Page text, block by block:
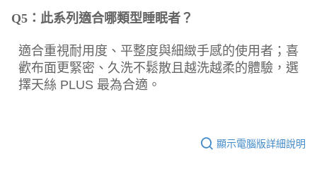
Q5：此系列適合哪類型睡眠者？
適合重視耐用度、平整度與細緻手感的使用者；喜
歡布面更緊密、久洗不鬆散且越洗越柔的體驗，選
擇天絲 PLUS 最為合適。
顯示電腦版詳細說明